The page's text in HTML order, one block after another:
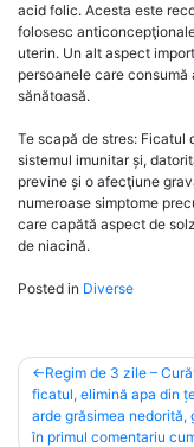
acid folic. Acesta este
folosesc
uterin. Un alt aspect
persoanele care
sănătoasă.
Te scapă de stres: Ficatul
sistemul imunitar și,
previne și o afecţiune
numeroase simptome
care capătă aspect de
de niacină.
Posted in Diverse
Post
navigation
Regim de 3 zile –
ficatul, elimină apa din
arde grăsimea nedorită,
în primul comentariu